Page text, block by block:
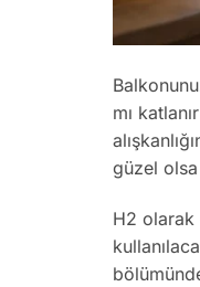
mı
güzel
H2 olarak